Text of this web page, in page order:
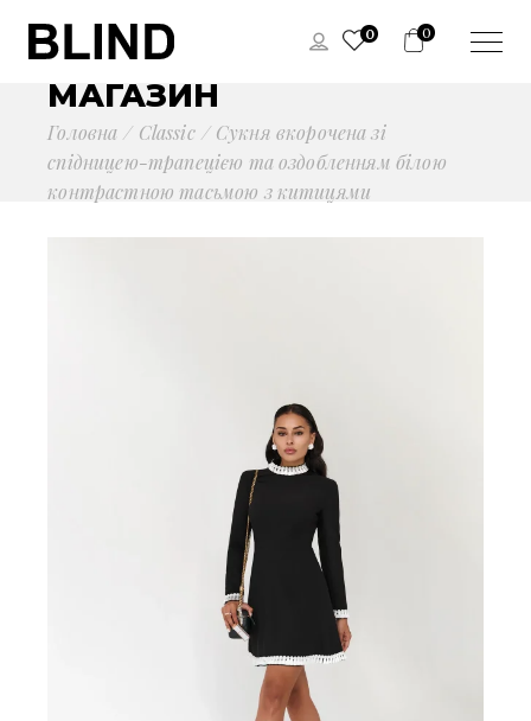
0 0
МАГАЗИН
Головна Сlassic
Сукня вкорочена зі
спідницею-трапецією та оздобленням білою
контрастною тасьмою з китицями